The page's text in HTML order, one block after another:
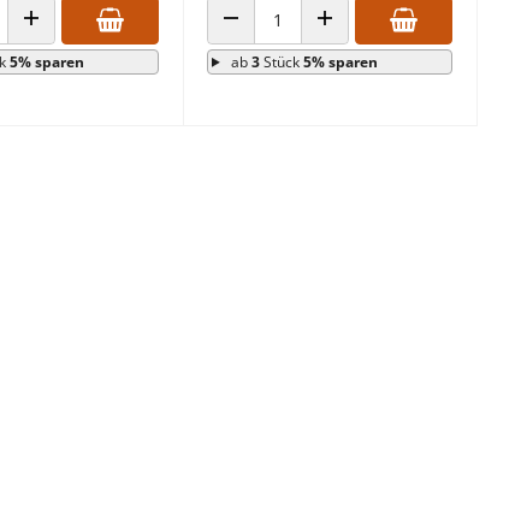
ANZAHL ERHÖHEN
5% sparen
ANZAHL VERRINGERNANZAHL ERHÖHEN
ab3Stück5% sparen